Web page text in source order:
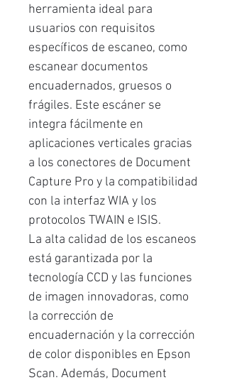
herramienta ideal para
usuarios con requisitos
específicos de escaneo, como
escanear documentos
encuadernados, gruesos o
frágiles. Este escáner se
integra fácilmente en
aplicaciones verticales gracias
a los conectores de Document
Capture Pro y la compatibilidad
con la interfaz WIA y los
protocolos TWAIN e ISIS.
La alta calidad de los escaneos
está garantizada por la
tecnología CCD y las funciones
de imagen innovadoras, como
la corrección de
encuadernación y la corrección
de color disponibles en Epson
Scan. Además, Document